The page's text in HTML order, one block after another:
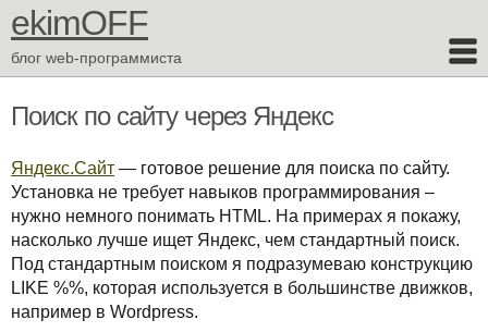
ekimOFF
блог web-программиста
Поиск по сайту через Яндекс
Яндекс.Сайт — готовое решение для поиска по сайту.
Установка не требует навыков программирования –
нужно немного понимать HTML. На примерах я покажу,
насколько лучше ищет Яндекс, чем стандартный поиск.
Под стандартным поиском я подразумеваю конструкцию
LIKE %%, которая используется в большинстве движков,
например в Wordpress.